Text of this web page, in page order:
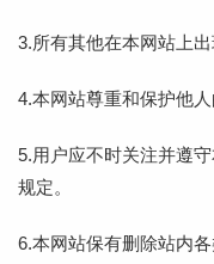
3.所有其他在本网站上
4.本网站尊重和保护他人
5.用户应不时关注并遵
规定。
6.本网站保有删除站内